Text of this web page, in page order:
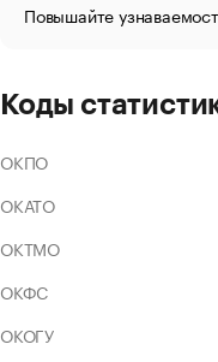
Повышайте
Коды
ОКПО
ОКАТО
ОКТМО
ОКФС
ОКОГУ